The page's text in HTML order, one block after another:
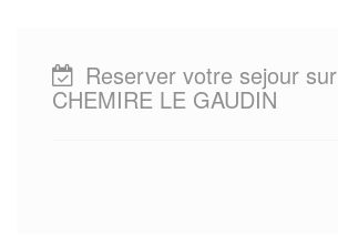
Reserver votre sejour sur
CHEMIRE LE GAUDIN